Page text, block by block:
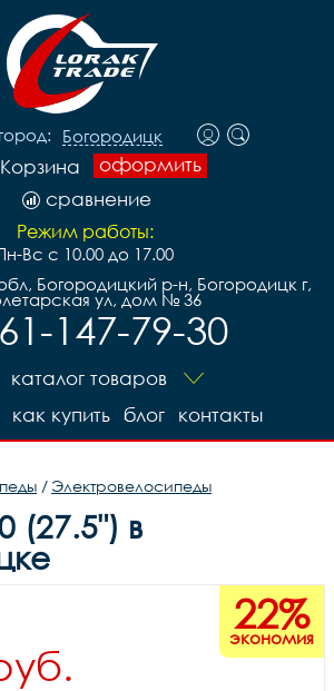
Богородицк
оформить
Корзина
сравнение
Режим работы:
Вс с 10.00 до 17.00
Богородицкий р-н, Богородицк г,
ул, дом № 36
147-79-30
каталог товаров
контакты
блог
как купить
/ Электровелосипеды
(27.5") в
22%
экономия